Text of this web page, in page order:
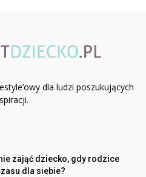
dla ludzi poszukujących
zająć dziecko, gdy rodzice
dla siebie?